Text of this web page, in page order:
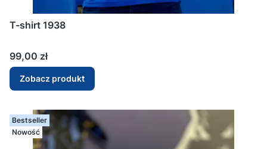
T-shirt 1938
Cena
99,00 zł
Zobacz produkt
Bestseller
Nowość